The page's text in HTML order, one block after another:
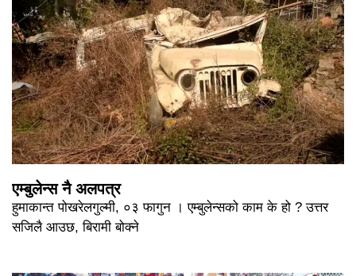
एम्बुलेन्स नै अलपत्र
हुमाकान्त पोखरेलगुल्मी, ०३ फागुन । एम्बुलेन्सको काम के हो ? उत्तर
सजिलै आउछ, बिरामी बोक्ने